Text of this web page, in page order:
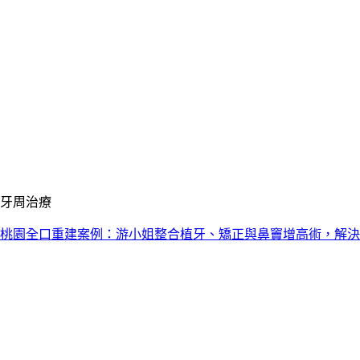
牙周治療
桃園全口重建案例：游小姐整合植牙、矯正與鼻竇增高術，解